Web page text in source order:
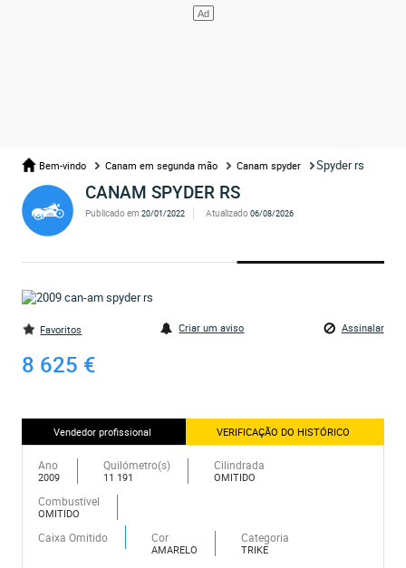
Bem-vindo Canam em segunda mão Canam spyder Spyder rs
CANAM SPYDER RS
Publicado em 20/01/2022 Atualizado06/08/2026
Favoritos Criar um aviso Assinalar
8 625 €
Vendedor profissional VERIFICAÇÃO DO HISTÓRICO
Ano
2009
Quilómetro(s)
11 191
Cilindrada
OMITIDO
Combustível
OMITIDO
Caixa Omitido Cor
AMARELO
Categoria
TRIKE